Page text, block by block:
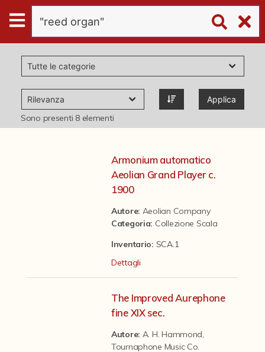
Digital
Humanities
Donazioni
Pubblicazioni
Il progetto Digital Humanities
Applica
Sono presenti 8elementi
Armonium automatico
Aeolian Grand Player c.
1900
Autore: Aeolian Company
Categoria: Collezione Scala
Inventario: SCA.1
Dettagli
The Improved Aurephone
fine XIX sec.
Autore: A. H. Hammond,
Tournaphone Music Co.